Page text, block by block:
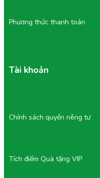
Tích điểm Quà tặng VIP
Chính sách quyền riêng tư
Tài khoản
Phương thức thanh toán